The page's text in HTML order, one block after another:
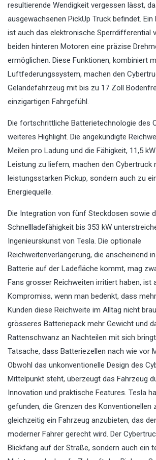
resultierende Wendigkeit vergessen lässt,
ausgewachsenen PickUp Truck befindet.
ist auch das elektronische Sperrdifferential
beiden hinteren Motoren eine präzise
ermöglichen. Diese Funktionen, kombiniert
Luftfederungssystem, machen den
Geländefahrzeug mit bis zu 17 Zoll
einzigartigen Fahrgefühl.
Die fortschrittliche Batterietechnologie des
weiteres Highlight. Die angekündigte
Meilen pro Ladung und die Fähigkeit, 11,5
Leistung zu liefern, machen den Cybertruck
leistungsstarken Pickup, sondern auch zu
Energiequelle.
Die Integration von fünf Steckdosen sowie
Schnellladefähigkeit bis 353 kW
Ingenieurskunst von Tesla. Die optionale
Reichweitenverlängerung, die anscheinend
Batterie auf der Ladefläche kommt, mag
Fans grosser Reichweiten irritiert haben, ist
Kompromiss, wenn man bedenkt, dass
Kunden diese Reichweite im Alltag nicht
grösseres Batteriepack mehr Gewicht und
Rattenschwanz an Nachteilen mit sich
Tatsache, dass Batteriezellen nach wie vor
Obwohl das unkonventionelle Design des
Mittelpunkt steht, überzeugt das Fahrzeug
Innovation und praktische Features. Tesla
gefunden, die Grenzen des Konventionellen
gleichzeitig ein Fahrzeug anzubieten, das
moderner Fahrer gerecht wird. Der
Blickfang auf der Straße, sondern auch ein